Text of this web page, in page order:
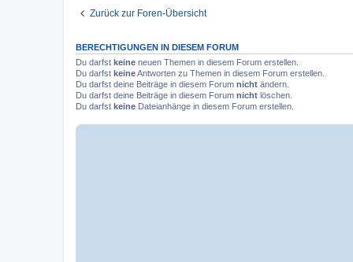
Zurück zur Foren-Übersicht
BERECHTIGUNGEN IN DIESEM FORUM
Du darfst keine neuen Themen in diesem Forum erstellen.
Du darfst keineAntworten zu Themen in diesem Forum erstellen.
Du darfst deine Beiträge in diesem Forum nicht ändern.
Du darfst deine Beiträge in diesem Forum nicht löschen.
Du darfst keine Dateianhänge in diesem Forum erstellen.